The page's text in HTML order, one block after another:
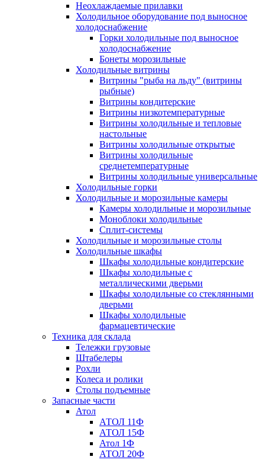
Неохлаждаемые прилавки
Холодильное оборудование под выносное
холодоснабжение
Горки холодильные под выносное
холодоснабжение
Бонеты морозильные
Холодильные витрины
Витрины "рыба на льду" (витрины
рыбные)
Витрины кондитерские
Витрины низкотемпературные
Витрины холодильные и тепловые
настольные
Витрины холодильные открытые
Витрины холодильные
среднетемпературные
Витрины холодильные универсальные
Холодильные горки
Холодильные и морозильные камеры
Камеры холодильные и морозильные
Моноблоки холодильные
Сплит-системы
Холодильные и морозильные столы
Холодильные шкафы
Шкафы холодильные кондитерские
Шкафы холодильные с
металлическими дверьми
Шкафы холодильные со стеклянными
дверьми
Шкафы холодильные
фармацевтические
Техника для склада
Тележки грузовые
Штабелеры
Рохли
Колеса и ролики
Столы подъемные
Запасные части
Атол
АТОЛ 11Ф
АТОЛ 15Ф
Атол 1Ф
АТОЛ 20Ф